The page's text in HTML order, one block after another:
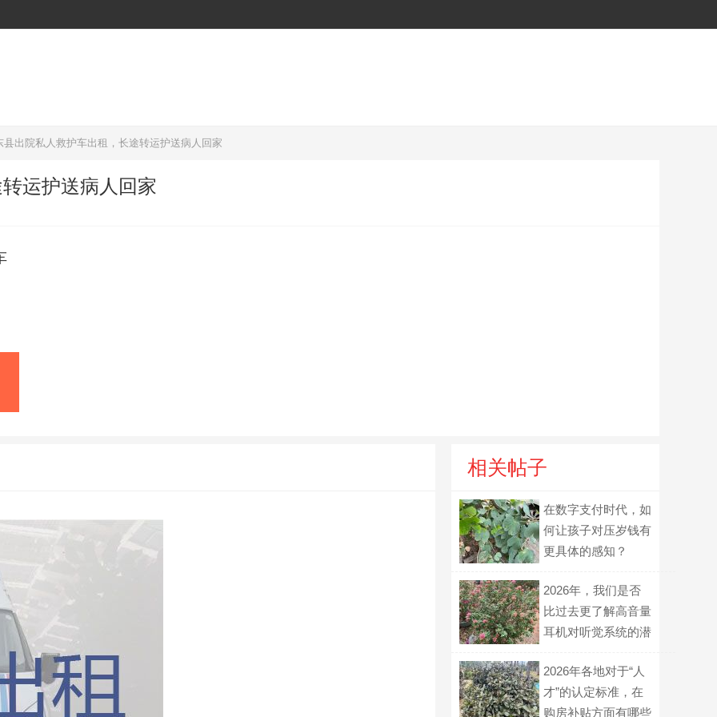
县出院私人救护车出租，长途转运护送病人回家
运护送病人回家
相关帖子
在数字支付时代，如
何让孩子对压岁钱有
更具体的感知？
2026年，我们是否
比过去更了解高音量
耳机对听觉系统的潜
2026年各地对于“人
才”的认定标准，在
购房补贴方面有哪些